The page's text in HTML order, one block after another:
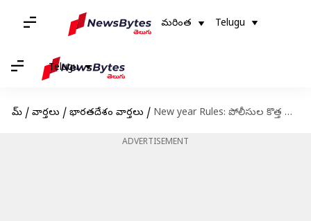
మరింత Telugu
Telugu
హోమ్ / వార్తలు / భారతదేశం వార్తలు / New year Rules: పోలీసుల కొత్త రూల్స్.. మందుతాగి దొరికితే 6నెలలు జైలు
ADVERTISEMENT